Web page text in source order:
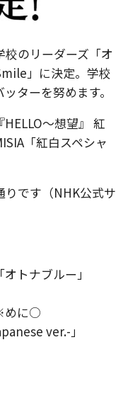
校のリーダーズ「オ
」に決定。学校
ターを努めます。
～想望』 紅
「紅白スペシャ
りです（NHK公式サ
トナブルー」
めに○
ver.-」